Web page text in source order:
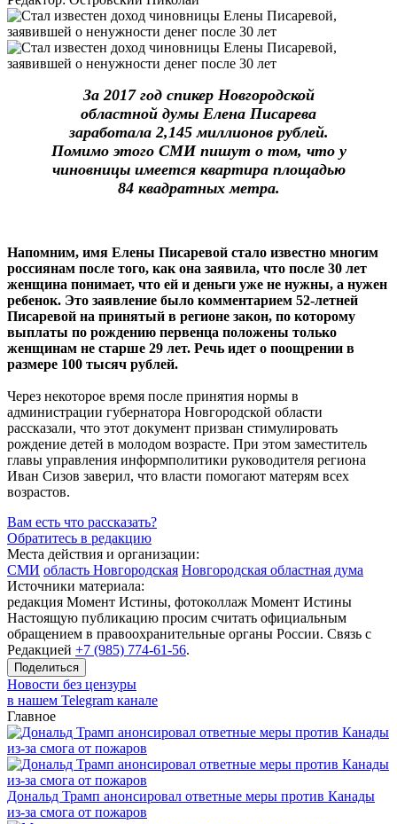
За 2017 год спикер Новгородской
областной думы Елена Писарева
заработала 2,145 миллионов рублей.
Помимо этого СМИ пишут о том, что у
чиновницы имеется квартира площадью
84 квадратных метра.
Напомним, имя Елены Писаревой стало известно многим
россиянам после того, как она заявила, что после 30 лет
женщина понимает, что ей и деньги уже не нужны, а нужен
ребенок. Это заявление было комментарием 52-летней
Писаревой на принятый в регионе закон, по которому
выплаты по рождению первенца положены только
женщинам не старше 29 лет. Речь идет о поощрении в
размере 100 тысяч рублей.
Через некоторое время после принятия нормы в
администрации губернатора Новгородской области
рассказали, что этот документ призван стимулировать
рождение детей в молодом возрасте. При этом заместитель
главы управления информполитики руководителя региона
Иван Сизов заверил, что власти помогают матерям всех
возрастов.
Вам есть что рассказать?
Обратитесь в редакцию
Места действия и организации:
СМИ область Новгородская Новгородская областная дума
Источники материала:
редакция Момент Истины, фотоколлаж Момент Истины
Настоящую публикацию просим считать официальным
обращением в правоохранительные органы России. Связь с
Редакцией +7 (985) 774-61-56.
Поделиться
Новости без цензуры
в нашем Telegram канале
Главное
Дональд Трамп анонсировал ответные меры против Канады
из-за смога от пожаров